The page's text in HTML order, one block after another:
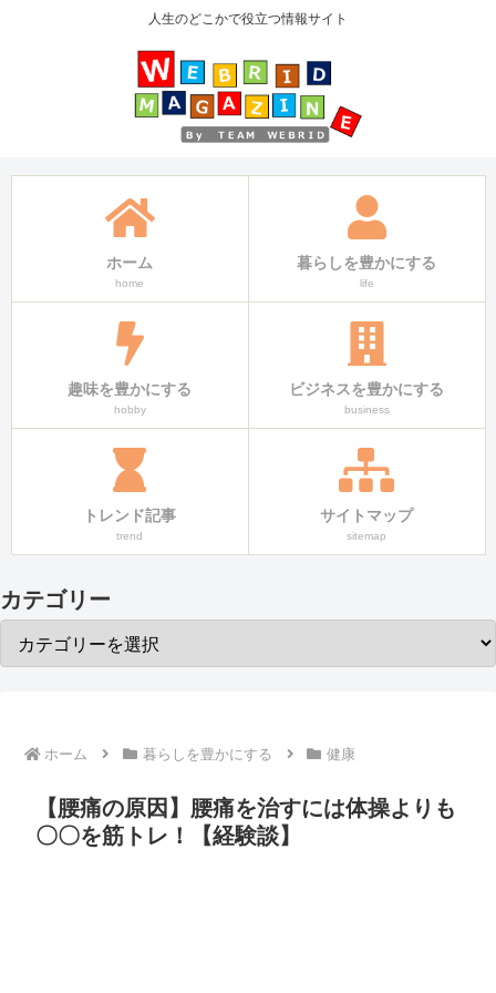
人生のどこかで役立つ情報サイト
ホーム
home
暮らしを豊かにする
life
趣味を豊かにする
hobby
ビジネスを豊かにする
business
トレンド記事
trend
サイトマップ
sitemap
カテゴリー
ホーム 暮らしを豊かにする 健康
【腰痛の原因】腰痛を治すには体操よりも
〇〇を筋トレ！【経験談】